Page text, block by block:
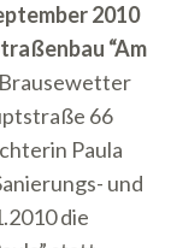
2010
“Am
66
Paula
und
die